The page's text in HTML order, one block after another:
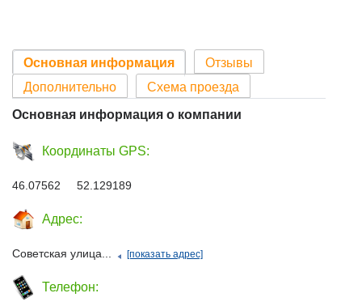
Основная информация
Отзывы
Дополнительно
Схема проезда
Основная информация о компании
Координаты GPS:
46.07562 52.129189
Адрес:
Советская улица... [показать адрес]
Телефон: